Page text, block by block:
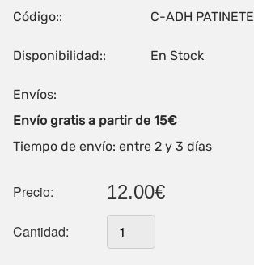
Código:: C-ADH PATINETE
Disponibilidad:: En Stock
Envíos:
Envío gratis a partir de 15€
Tiempo de envío: entre 2 y 3 días
Precio: 12.00€
Cantidad: